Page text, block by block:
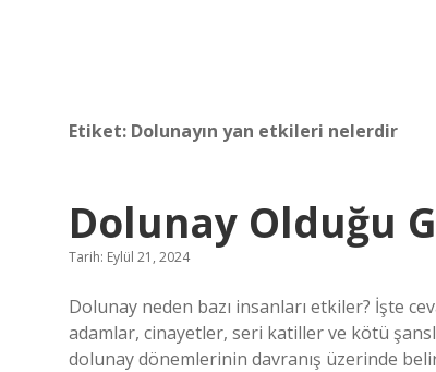
Etiket: Dolunayın yan etkileri nelerdir
Dolunay Olduğu
Tarih: Eylül 21, 2024
Dolunay neden bazı insanları etkiler? İşte
adamlar, cinayetler, seri katiller ve kötü
dolunay dönemlerinin davranış üzerinde